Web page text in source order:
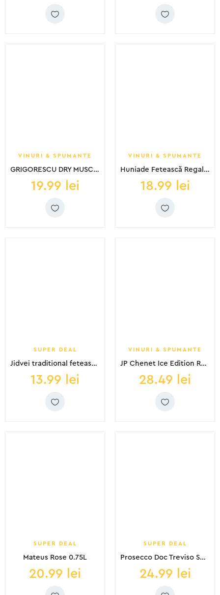
VINURI & SPUMANTE
GRIGORESCU DRY MUSCAT DS 0.75L SGR
19.99 lei
VINURI & SPUMANTE
Huniade Fetească Regală DS 0.75L
18.99 lei
SUPER DEAL
Jidvei traditional feteasca regala DS 0.75L
13.99 lei
VINURI & SPUMANTE
JP Chenet Ice Edition Rose 0.75l
28.49 lei
SUPER DEAL
Mateus Rose 0.75L
20.99 lei
SUPER DEAL
Prosecco Doc Treviso Spumante Brut Del Sole 0.75L
24.99 lei